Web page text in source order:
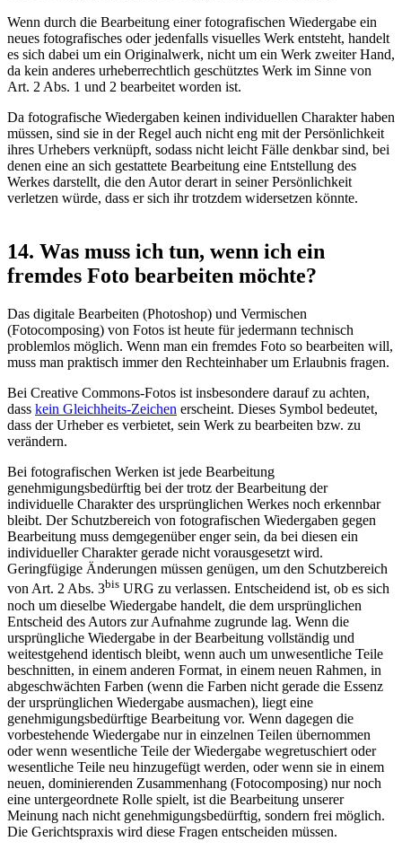
Wenn durch die Bearbeitung einer fotografischen Wiedergabe ein
neues fotografisches oder jedenfalls visuelles Werk entsteht, handelt
es sich dabei um ein Originalwerk, nicht um ein Werk zweiter Hand,
da kein anderes urheberrechtlich geschütztes Werk im Sinne von
Art. 2 Abs. 1 und 2 bearbeitet worden ist.
Da fotografische Wiedergaben keinen individuellen Charakter haben
müssen, sind sie in der Regel auch nicht eng mit der Persönlichkeit
ihres Urhebers verknüpft, sodass nicht leicht Fälle denkbar sind, bei
denen eine an sich gestattete Bearbeitung eine Entstellung des
Werkes darstellt, die den Autor derart in seiner Persönlichkeit
verletzen würde, dass er sich ihr trotzdem widersetzen könnte.
14. Was muss ich tun, wenn ich ein
fremdes Foto bearbeiten möchte?
Das digitale Bearbeiten (Photoshop) und Vermischen
(Fotocomposing) von Fotos ist heute für jedermann technisch
problemlos möglich. Wenn man ein fremdes Foto so bearbeiten will,
muss man praktisch immer den Rechteinhaber um Erlaubnis fragen.
Bei Creative Commons-Fotos ist insbesondere darauf zu achten,
dass kein Gleichheits-Zeichen erscheint. Dieses Symbol bedeutet,
dass der Urheber es verbietet, sein Werk zu bearbeiten bzw. zu
verändern.
Bei fotografischen Werken ist jede Bearbeitung
genehmigungsbedürftig bei der trotz der Bearbeitung der
individuelle Charakter des ursprünglichen Werkes noch erkennbar
bleibt. Der Schutzbereich von fotografischen Wiedergaben gegen
Bearbeitung muss demgegenüber enger sein, da bei diesen ein
individueller Charakter gerade nicht vorausgesetzt wird.
Geringfügige Änderungen müssen genügen, um den Schutzbereich
von Art. 2 Abs. 3bis URG zu verlassen. Entscheidend ist, ob es sich
noch um dieselbe Wiedergabe handelt, die dem ursprünglichen
Entscheid des Autors zur Aufnahme zugrunde lag. Wenn die
ursprüngliche Wiedergabe in der Bearbeitung vollständig und
weitestgehend identisch bleibt, wenn auch um unwesentliche Teile
beschnitten, in einem anderen Format, in einem neuen Rahmen, in
abgeschwächten Farben (wenn die Farben nicht gerade die Essenz
der ursprünglichen Wiedergabe ausmachen), liegt eine
genehmigungsbedürftige Bearbeitung vor. Wenn dagegen die
vorbestehende Wiedergabe nur in einzelnen Teilen übernommen
oder wenn wesentliche Teile der Wiedergabe wegretuschiert oder
wesentliche Teile neu hinzugefügt werden, oder wenn sie in einem
neuen, dominierenden Zusammenhang (Fotocomposing) nur noch
eine untergeordnete Rolle spielt, ist die Bearbeitung unserer
Meinung nach nicht genehmigungsbedürftig, sondern frei möglich.
Die Gerichtspraxis wird diese Fragen entscheiden müssen.